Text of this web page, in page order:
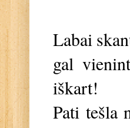
Labai
gal
iškart!
Pati tešla